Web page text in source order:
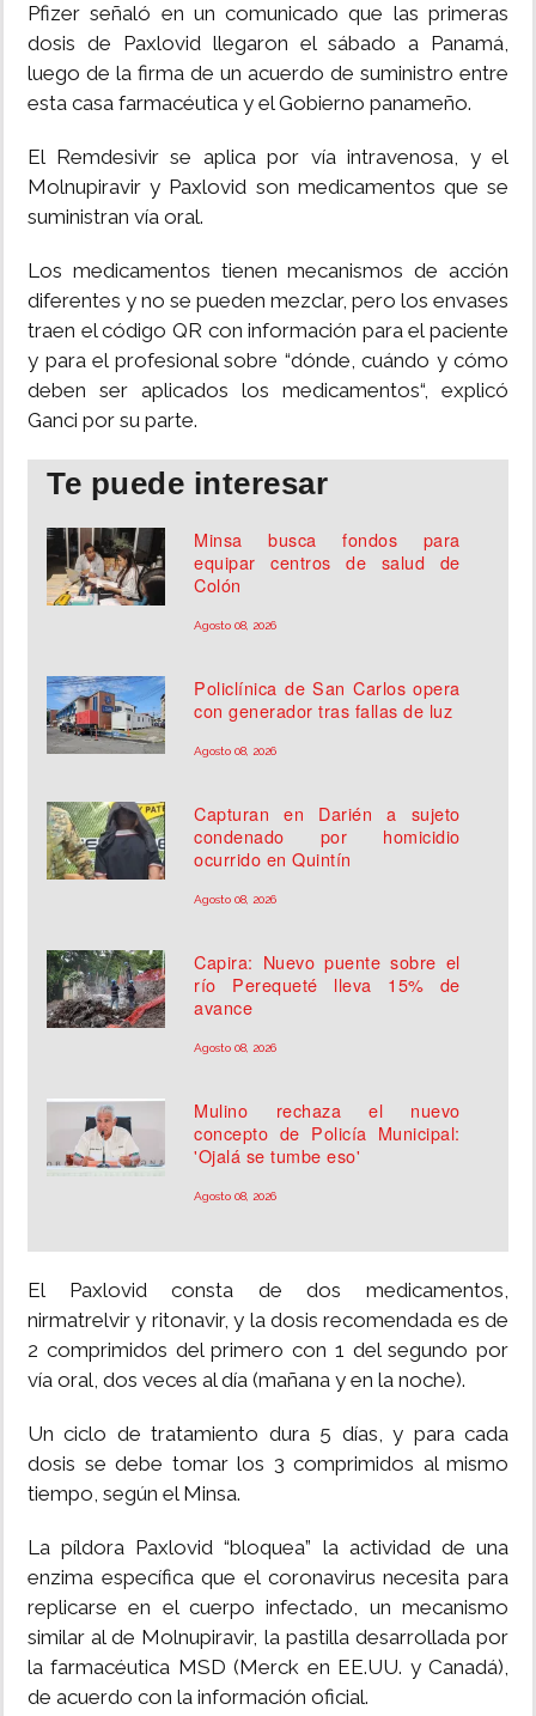
Pfizer señaló en un comunicado que las primeras
dosis de Paxlovid llegaron el sábado a Panamá,
luego de la firma de un acuerdo de suministro entre
esta casa farmacéutica y el Gobierno panameño.
El Remdesivir se aplica por vía intravenosa, y el
Molnupiravir y Paxlovid son medicamentos que se
suministran vía oral.
Los medicamentos tienen mecanismos de acción
diferentes y no se pueden mezclar, pero los envases
traen el código QR con información para el paciente
y para el profesional sobre “dónde, cuándo y cómo
deben ser aplicados los medicamentos“, explicó
Ganci por su parte.
Te puede interesar
Minsa busca fondos para
equipar centros de salud de
Colón
Agosto 08, 2026
Policlínica de San Carlos opera
con generador tras fallas de luz
Agosto 08, 2026
Capturan en Darién a sujeto
condenado por homicidio
ocurrido en Quintín
Agosto 08, 2026
Capira: Nuevo puente sobre el
río Perequeté lleva 15% de
avance
Agosto 08, 2026
Mulino rechaza el nuevo
concepto de Policía Municipal:
'Ojalá se tumbe eso'
Agosto 08, 2026
El Paxlovid consta de dos medicamentos,
nirmatrelvir y ritonavir, y la dosis recomendada es de
2 comprimidos del primero con 1 del segundo por
vía oral, dos veces al día (mañana y en la noche).
Un ciclo de tratamiento dura 5 días, y para cada
dosis se debe tomar los 3 comprimidos al mismo
tiempo, según el Minsa.
La píldora Paxlovid “bloquea” la actividad de una
enzima específica que el coronavirus necesita para
replicarse en el cuerpo infectado, un mecanismo
similar al de Molnupiravir, la pastilla desarrollada por
la farmacéutica MSD (Merck en EE.UU. y Canadá),
de acuerdo con la información oficial.